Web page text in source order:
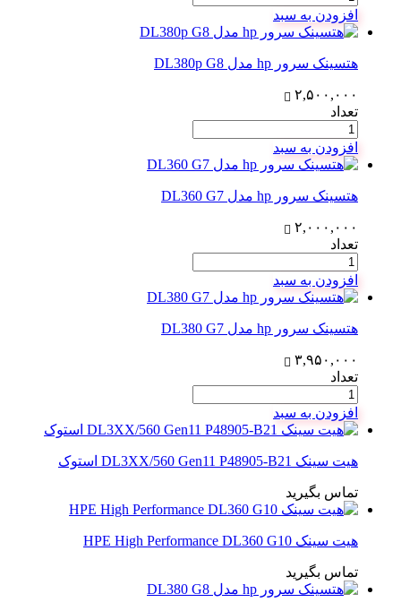
افزودن به سبد
هتسینک سرور hp مدل DL380p G8
۲,۵۰۰,۰۰۰
تعداد
افزودن به سبد
هتسینک سرور hp مدل DL360 G7
۲,۰۰۰,۰۰۰
تعداد
افزودن به سبد
هتسینک سرور hp مدل DL380 G7
۳,۹۵۰,۰۰۰
تعداد
افزودن به سبد
هیت سینک DL3XX/560 Gen11 P48905-B21 استوک
تماس بگیرید
هیت سینک HPE High Performance DL360 G10
تماس بگیرید